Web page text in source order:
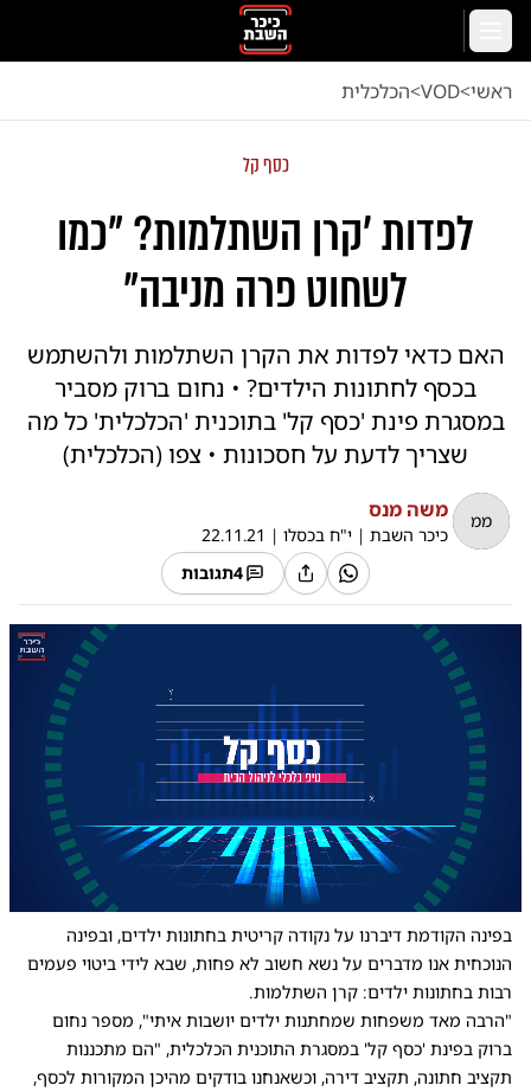
דלג לתוכן הראשי
ראשי<
VOD
<הכלכלית
כסף קל
לפדות 'קרן השתלמות? "כמו
לשחוט פרה מניבה"
האם כדאי לפדות את הקרן השתלמות ולהשתמש
בכסף לחתונות הילדים? • נחום ברוק מסביר
במסגרת פינת 'כסף קל' בתוכנית 'הכלכלית' כל מה
שצריך לדעת על חסכונות • צפו (הכלכלית)
ממ משה מנס
כיכר השבת | י"ח בכסלו |
22.11.21
4תגובות
10 0:00 / 2:12
בפינה הקודמת דיברנו על נקודה קריטית בחתונות ילדים, ובפינה
הנוכחית אנו מדברים על נשא חשוב לא פחות, שבא לידי ביטוי פעמים
רבות בחתונות ילדים: קרן השתלמות.
"הרבה מאד משפחות שמחתנות ילדים יושבות איתי", מספר נחום
ברוק בפינת 'כסף קל' במסגרת התוכנית הכלכלית, "הם מתכננות
תקציב חתונה, תקציב דירה, וכשאנחנו בודקים מהיכן המקורות לכסף,